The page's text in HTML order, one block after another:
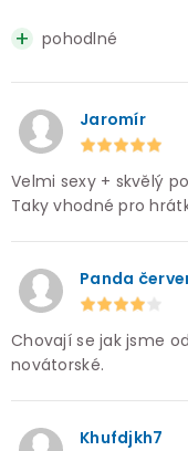
pohodlné
Jaromír
Velmi sexy + skvělý
Taky vhodné pro
Panda
Chovají se jak jsme
novátorské.
Khufdjkh7